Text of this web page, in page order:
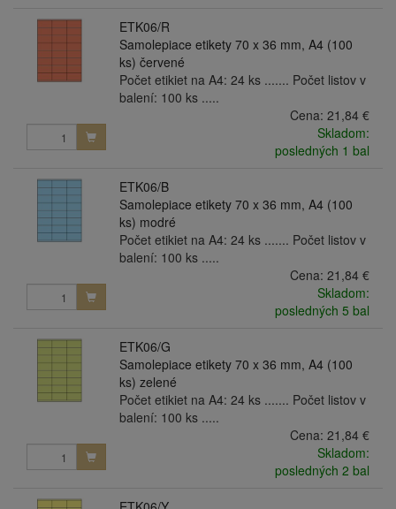
ETK06/R
Samolepiace etikety 70 x 36 mm, A4 (100
ks) červené
Počet etikiet na A4: 24 ks ....... Počet listov v
balení: 100 ks .....
Cena: 21,84 €
Skladom:
posledných 1 bal
ETK06/B
Samolepiace etikety 70 x 36 mm, A4 (100
ks) modré
Počet etikiet na A4: 24 ks ....... Počet listov v
balení: 100 ks .....
Cena: 21,84 €
Skladom:
posledných 5 bal
ETK06/G
Samolepiace etikety 70 x 36 mm, A4 (100
ks) zelené
Počet etikiet na A4: 24 ks ....... Počet listov v
balení: 100 ks .....
Cena: 21,84 €
Skladom:
posledných 2 bal